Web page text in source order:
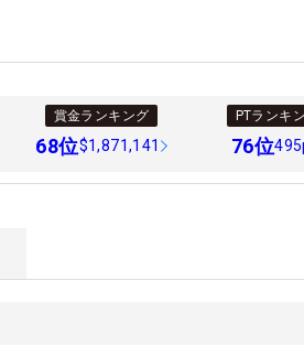
賞金ランキング
68位$1,871,141
PTランキ
76位